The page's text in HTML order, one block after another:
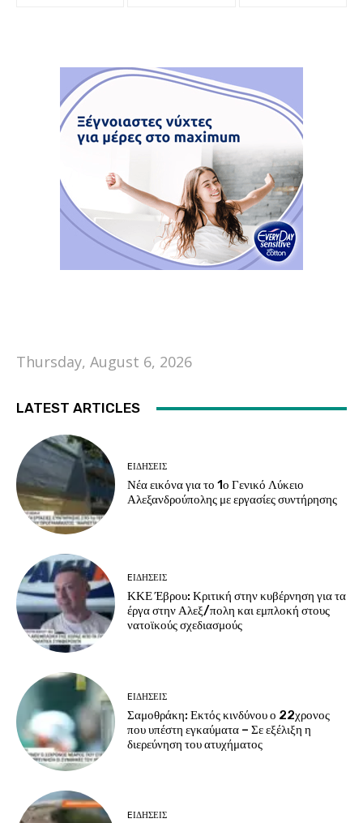
Thursday, August 6, 2026
LATEST ARTICLES
EΙΔΗΣΕΙΣ
Νέα εικόνα για το 1ο Γενικό Λύκειο
Αλεξανδρούπολης με εργασίες συντήρησης
EΙΔΗΣΕΙΣ
ΚΚΕ Έβρου: Κριτική στην κυβέρνηση για τα
έργα στην Αλεξ/πολη και εμπλοκή στους
νατοϊκούς σχεδιασμούς
EΙΔΗΣΕΙΣ
Σαμοθράκη: Εκτός κινδύνου ο 22χρονος
που υπέστη εγκαύματα – Σε εξέλιξη η
διερεύνηση του ατυχήματος
EΙΔΗΣΕΙΣ